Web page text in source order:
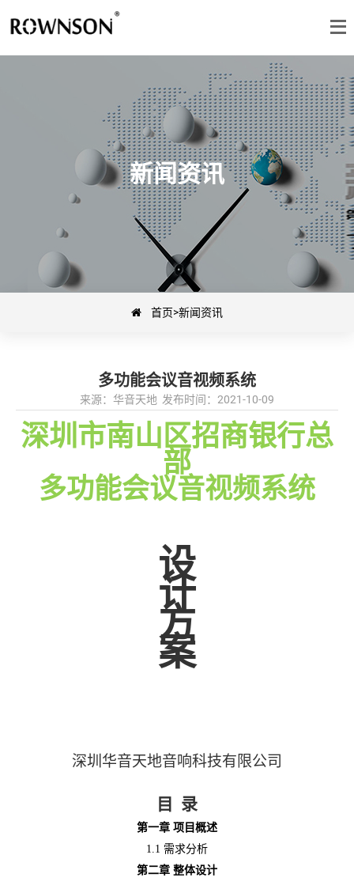
新闻资讯
首页>新闻资讯
多功能会议音视频系统
来源：华音天地 发布时间：2021-10-09
深圳市南山区招商银行总
部
多功能会议音视频系统
设
计
方
案
深圳华音天地音响科技有限公司
目 录
第一章 项目概述
1.1 需求分析
第二章 整体设计